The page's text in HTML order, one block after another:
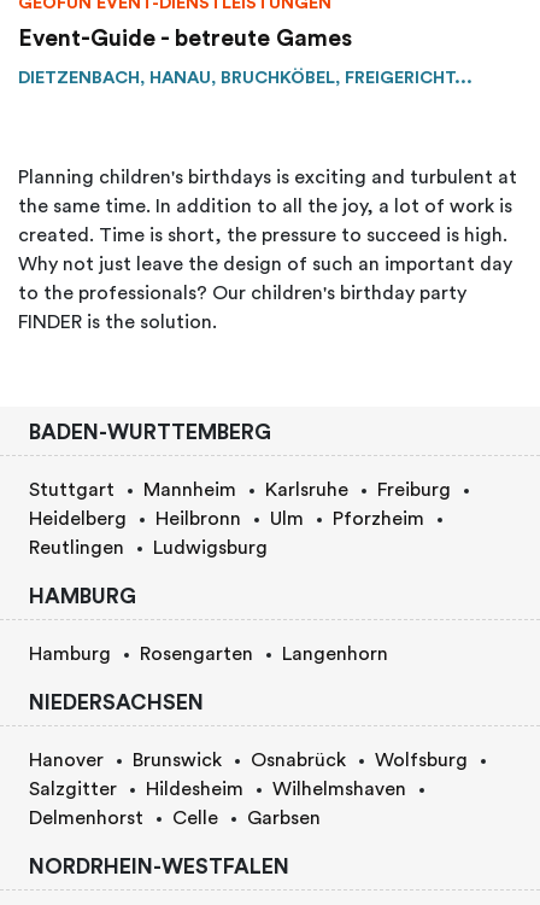
Event-Guide - betreute Games
DIETZENBACH, HANAU, BRUCHKÖBEL, FREIGERICHT...
Planning children's birthdays is exciting and turbulent at
the same time. In addition to all the joy, a lot of work is
created. Time is short, the pressure to succeed is high.
Why not just leave the design of such an important day
to the professionals? Our children's birthday party
FINDER is the solution.
BADEN-WURTTEMBERG
Stuttgart Mannheim Karlsruhe
Freiburg
Heidelberg
Heilbronn Ulm
Pforzheim
Reutlingen
Ludwigsburg
HAMBURG
Hamburg Rosengarten Langenhorn
NIEDERSACHSEN
Hanover Brunswick Osnabrück
Wolfsburg
Salzgitter
Hildesheim
Wilhelmshaven
Delmenhorst
Celle Garbsen
NORDRHEIN-WESTFALEN